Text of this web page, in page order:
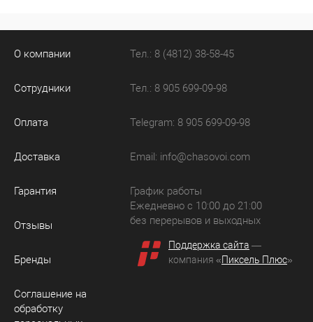
О компании
Сотрудники
Оплата
Доставка
Гарантия
Отзывы
Бренды
Соглашение на
обработку
Тел.: 8 (4812) 38-58-45
Тел.: 8 905 699-09-98
Telegram: 8 905 699-09-98
Email: info@chasovoi.com
График работы
Ежедневно с 10:00 до 21:00
без перерывов и выходных
Поддержка сайта —
компания «Пиксель Плюс»